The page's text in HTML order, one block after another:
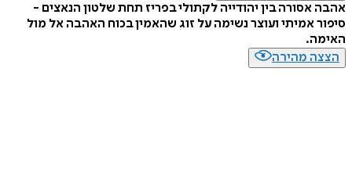
אסורה בין יהודייה לקתולי בפריז תחת שלטון הנאצים -
אמיתי ועוצר נשימה על זוג שהאמין בכוח האהבה אל מול
מהירה